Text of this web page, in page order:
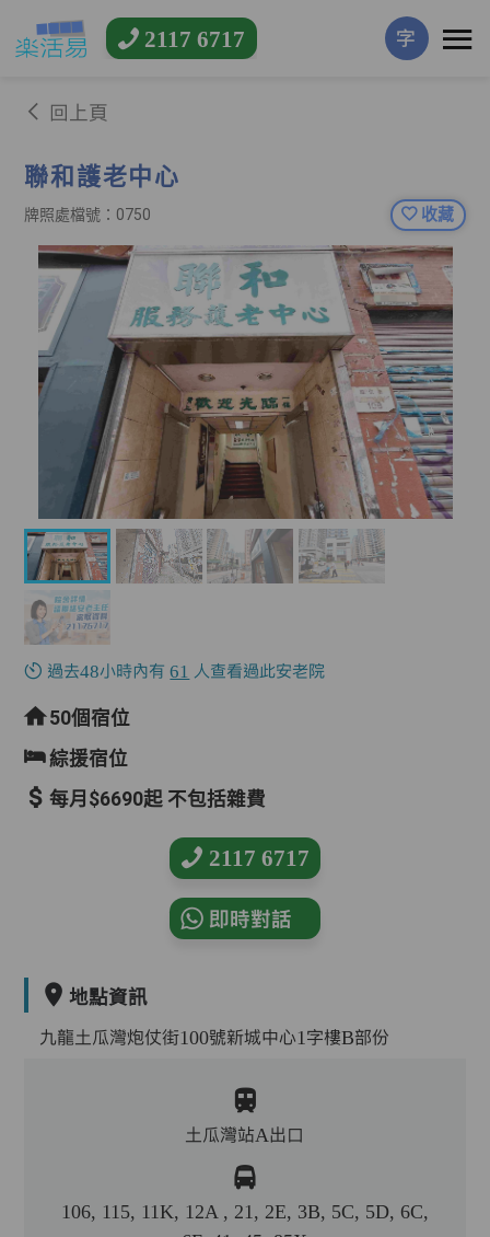
2117 6717 字
回上頁
聯和護老中心
牌照處檔號：0750 收藏
過去48小時內有61 人查看過此安老院
50個宿位
綜援宿位
每月$6690起 不包括雜費
2117 6717
即時對話
地點資訊
九龍土瓜灣炮仗街100號新城中心1字樓B部份
土瓜灣站A出口
106, 115, 11K, 12A , 21, 2E, 3B, 5C, 5D, 6C,